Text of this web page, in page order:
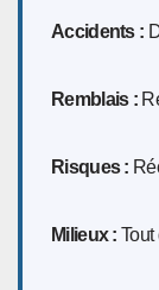
Accidents :
Remblais :
Risques :
Milieux : Tout